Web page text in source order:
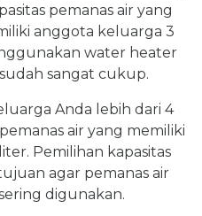
pemanas air yang
anggota keluarga 3
water heater
sangat cukup.
Anda lebih dari 4
air yang memiliki
Pemilihan kapasitas
agar pemanas air
digunakan.